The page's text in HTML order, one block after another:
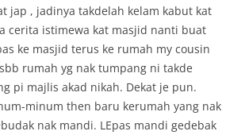
jap , jadinya takdelah kelam kabut kat
cerita istimewa kat masjid nanti buat
ke masjid terus ke rumah my cousin
rumah yg nak tumpang ni takde
pi majlis akad nikah. Dekat je pun.
minum then baru kerumah yang nak
nak mandi. LEpas mandi gedebak